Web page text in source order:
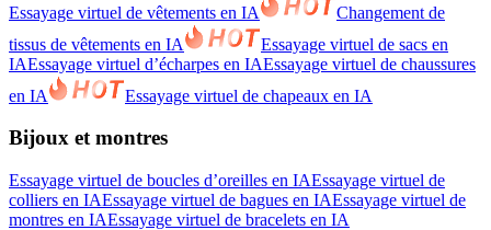
Essayage virtuel de vêtements en IA
Changement de
tissus de vêtements en IA
Essayage virtuel de sacs en
IAEssayage virtuel d’écharpes en IAEssayage virtuel de chaussures
en IA
Essayage virtuel de chapeaux en IA
Bijoux et montres
Essayage virtuel de boucles d’oreilles en IAEssayage virtuel de
colliers en IAEssayage virtuel de bagues en IAEssayage virtuel de
montres en IAEssayage virtuel de bracelets en IA